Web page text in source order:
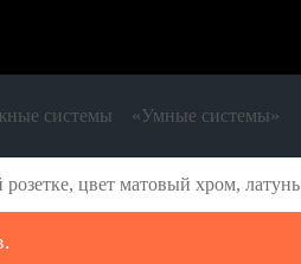
системы «Умные системы»
цвет матовый хром, латунь